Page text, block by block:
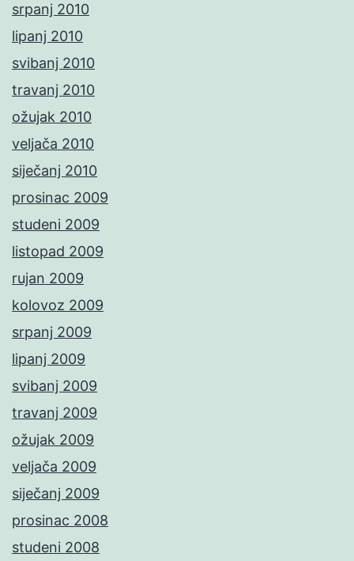
srpanj 2010
lipanj 2010
svibanj 2010
travanj 2010
ožujak 2010
veljača 2010
siječanj 2010
prosinac 2009
studeni 2009
listopad 2009
rujan 2009
kolovoz 2009
srpanj 2009
lipanj 2009
svibanj 2009
travanj 2009
ožujak 2009
veljača 2009
siječanj 2009
prosinac 2008
studeni 2008